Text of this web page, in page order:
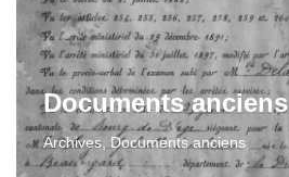
Documents anciens
Archives, Documents anciens